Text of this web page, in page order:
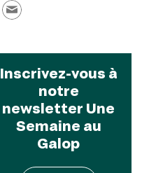
Inscrivez-vous à
notre
newsletter Une
Semaine au
Galop